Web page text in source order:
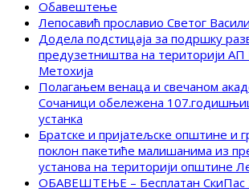
Обавештење
Лепосавић прославио Светог
Додела подстицаја за подршку
предузетништва на територији АП
Метохија
Полагањем венаца и свечаном
Сочаници обележена
устанка
Братске и пријатељске општине и
поклон пакетиће малишанима из
установа на територији општине
ОБАВЕШТЕЊЕ – Бесплатан СкиПас